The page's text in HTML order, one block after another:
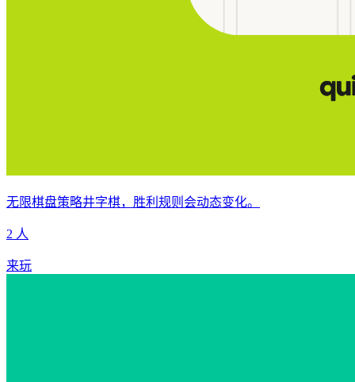
无限棋盘策略井字棋，胜利规则会动态变化。
2 人
来玩